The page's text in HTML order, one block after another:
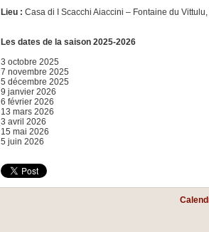
Lieu : Casa di I Scacchi Aiaccini – Fontaine du
Les dates de la saison 2025-2026
3 octobre 2025
7 novembre 2025
5 décembre 2025
9 janvier 2026
6 février 2026
13 mars 2026
3 avril 2026
15 mai 2026
5 juin 2026